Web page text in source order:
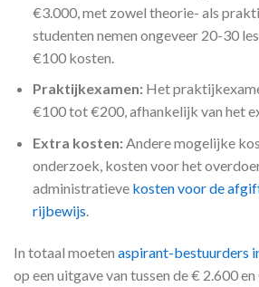
€3.000, met zowel theorie- als
studenten nemen ongeveer 20-30
€100 kosten.
Praktijkexamen:Het
€100 tot €200, afhankelijk van het
Extra kosten:Andere mogelijke
onderzoek, kosten voor het
administratieve kosten voor de
rijbewijs.
In totaal moeten aspirant-bestuurders
op een uitgave van tussen de € 2.600